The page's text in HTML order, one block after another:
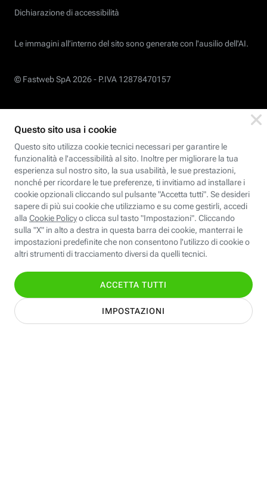
Dichiarazione di accessibilità
Le immagini all’interno del sito sono generate con l'ausilio dell'AI.
© Fastweb SpA 2026 - P.IVA 12878470157